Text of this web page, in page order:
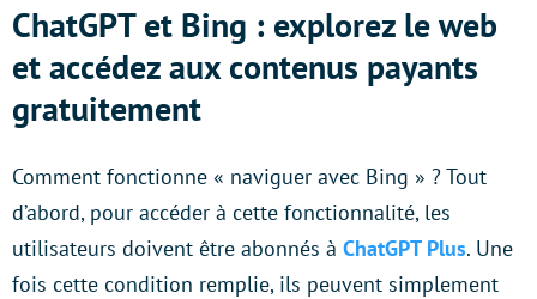
ChatGPT et Bing : explorez le web
et accédez aux contenus payants
gratuitement
Comment fonctionne « naviguer avec Bing » ? Tout
d’abord, pour accéder à cette fonctionnalité, les
utilisateurs doivent être abonnés à ChatGPT Plus. Une
fois cette condition remplie, ils peuvent simplement